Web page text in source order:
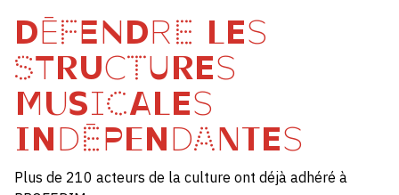
DÉFENDRE LES
STRUCTURES
MUSICALES
INDÉPENDANTES
Plus de 210 acteurs de la culture ont déjà adhéré à